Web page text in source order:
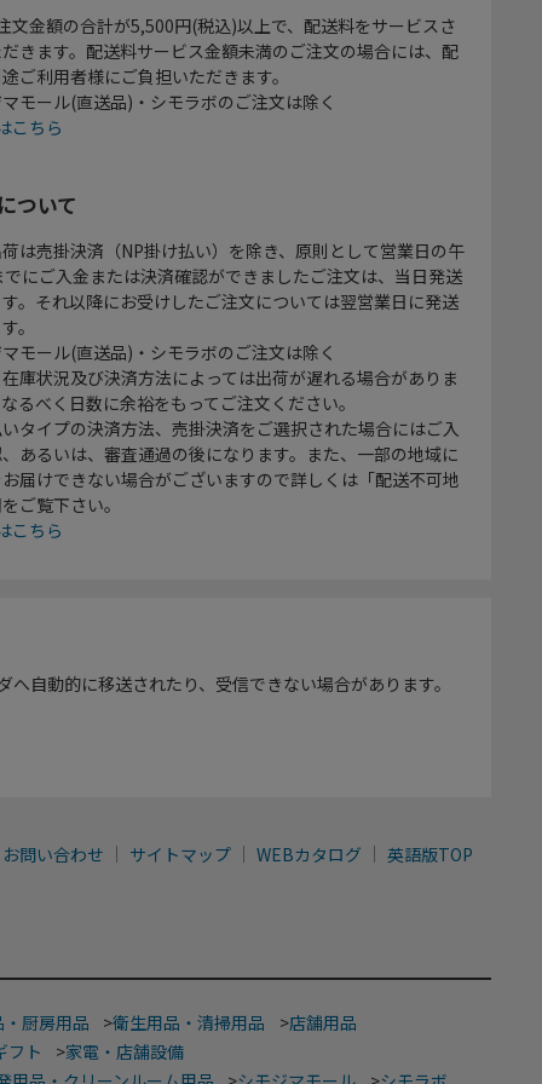
文金額の合計が5,500円(税込)以上で、配送料をサービスさ
きます。配送料サービス金額未満のご注文の場合には、配
ご利用者様にご負担いただきます。
モール(直送品)・シモラボのご注文は除く
こちら
ついて
は売掛決済（NP掛け払い）を除き、原則として営業日の午
にご入金または決済確認ができましたご注文は、当日発送
。それ以降にお受けしたご注文については翌営業日に発送
。
モール(直送品)・シモラボのご注文は除く
庫状況及び決済方法によっては出荷が遅れる場合がありま
るべく日数に余裕をもってご注文ください。
タイプの決済方法、売掛決済をご選択された場合にはご入
あるいは、審査通過の後になります。また、一部の地域に
届けできない場合がございますので詳しくは「配送不可地
ご覧下さい。
こちら
自動的に移送されたり、受信できない場合があります。
お問い合わせ サイトマップ WEBカタログ 英語版TOP
厨房用品 >衛生用品・清掃用品 >店舗用品
フト
>家電・店舗設備